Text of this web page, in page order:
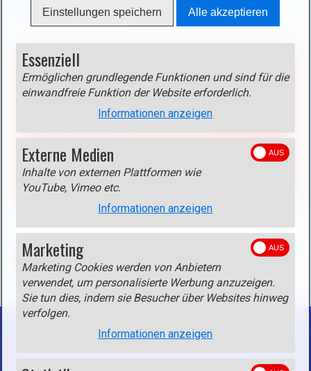
Rundwanderung Steinsel
Blockierter Inhalt!
Aktivieren Sie das CookieExterne Medien >
Google Mapsum diesen Inhalt anzuzeigen!
Anbieter: Google
Beschreibung:Karten von Google Maps.
Datenschutzerklärung
Cookie aktivieren
ZURÜCK
Startseite Kontakt
Impressum
Einstellungen speichern Alle akzeptieren
Essenziell
Ermöglichen grundlegende Funktionen und sind für die
einwandfreie Funktion der Website erforderlich.
Informationen anzeigen
Externe Medien
Inhalte von externen Plattformen wie
YouTube, Vimeo etc.
Informationen anzeigen
Marketing
Marketing Cookies werden von Anbietern
verwendet, um personalisierte Werbung anzuzeigen.
Sie tun dies, indem sie Besucher über Websites hinweg
verfolgen.
Informationen anzeigen